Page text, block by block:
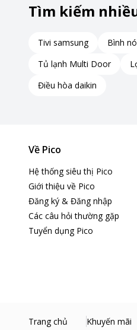
Bảng điều khiển và tiện
Bảng điều khiển sử
Ngôn ngữ hiển thị có cả
Với tính năng hẹn giờ
dẫn đến cháy khét hoặc
Tìm kiếm
Tivi samsung Bình
Tủ lạnh Multi Door
Điều hòa daikin
Về Pico
Hệ thống siêu thị Pico
Giới thiệu về Pico
Đăng ký & Đăng nhập
Các câu hỏi thường gặp
Tuyển dụng Pico
Trang chủ Khuyến mãi